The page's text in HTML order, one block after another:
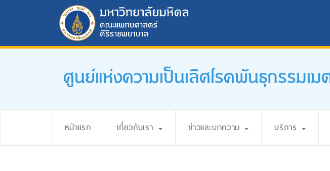
ศูนย์แห่งความเป็นเลิศโรคพันธุกรรมเ
หน้าแรก เกี่ยวกับเรา ข่าวและบทความ บริการ